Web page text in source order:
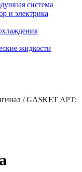
система
и электрика
жидкости
/ GASKET АРТ: